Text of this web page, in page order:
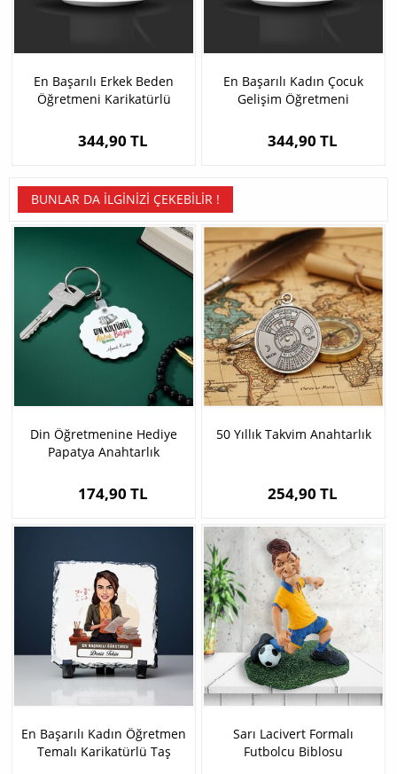
En Başarılı Erkek Beden
Öğretmeni Karikatürlü
344,90 TL
En Başarılı Kadın Çocuk
Gelişim Öğretmeni
344,90 TL
BUNLAR DA İLGINIZI ÇEKEBILIR !
Din Öğretmenine Hediye
Papatya Anahtarlık
174,90 TL
50 Yıllık Takvim Anahtarlık
254,90 TL
En Başarılı Kadın Öğretmen
Temalı Karikatürlü Taş
Sarı Lacivert Formalı
Futbolcu Biblosu